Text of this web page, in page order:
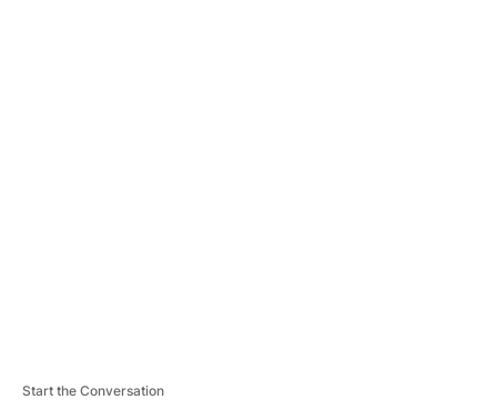
Start the Conversation